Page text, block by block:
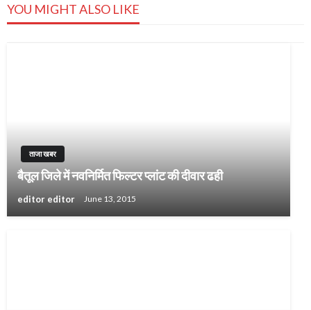
YOU MIGHT ALSO LIKE
ताजा खबर
बैतूल जिले में नवनिर्मित फिल्टर प्लांट की दीवार ढही
editor editor June 13, 2015